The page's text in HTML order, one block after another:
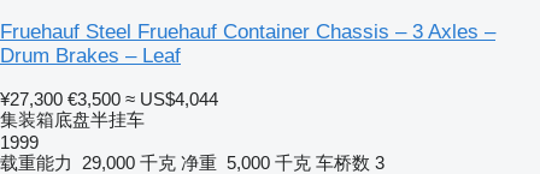
Fruehauf Steel Fruehauf Container Chassis – 3 Axles –
Drum Brakes – Leaf
¥27,300 €3,500 ≈ US$4,044
集装箱底盘半挂车
1999
载重能力
29,000 千克 净重 5,000 千克 车桥数 3